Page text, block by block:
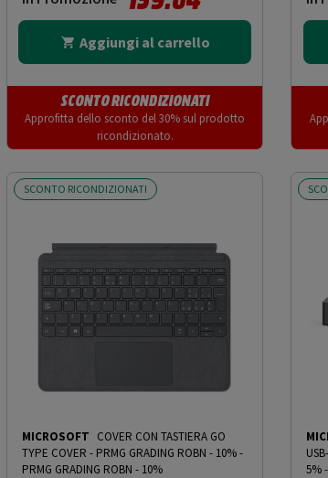
Aggiungi al carrello
SCONTO RICONDIZIONATI
Approfitta dello sconto del 30% sul prodotto
ricondizionato.
SCONTO RICONDIZIONATI
MICROSOFT COVER CON TASTIERA GO
TYPE COVER - PRMG GRADING ROBN - 10%-
PRMG GRADING ROBN - 10%
USB-C
5%-